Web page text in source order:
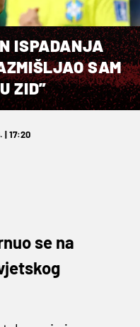
ISPADANJA
SAM
ZID”
| 17:20
se na